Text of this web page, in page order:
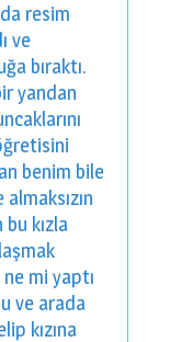
resim
ve
bıraktı.
yandan
benim bile
bu kızla
mi yaptı
ve arada
kızına